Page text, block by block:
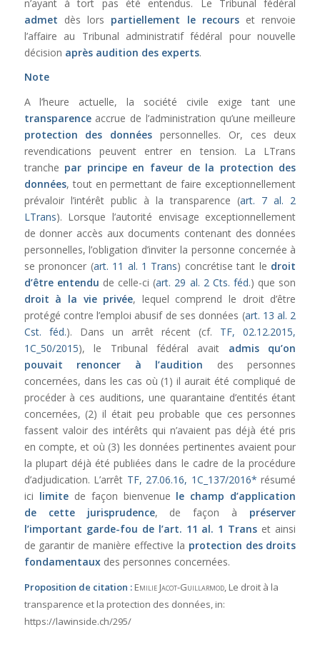
n’ayant à tort pas été entendus. Le Tribunal fédéral
admet dès lors partiellement le recourset renvoie
l’affaire au Tribunal administratif fédéral pour nouvelle
décision après audition des experts.
Note
A l’heure actuelle, la société civile exige tant une
transparenceaccrue de l’administration qu’une meilleure
protection des données personnelles. Or, ces deux
revendications peuvent entrer en tension. La LTrans
tranche par principe en faveur de la protection des
données, tout en permettant de faire exceptionnellement
prévaloir l’intérêt public à la transparence (art. 7 al. 2
LTrans). Lorsque l’autorité envisage exceptionnellement
de donner accès aux documents contenant des données
personnelles, l’obligation d’inviter la personne concernée à
se prononcer (art. 11 al. 1 Trans) concrétise tant le droit
d’être entendu de celle-ci (art. 29 al. 2 Cts. féd.) que son
droit à la vie privée, lequel comprend le droit d’être
protégé contre l’emploi abusif de ses données (art. 13 al. 2
Cst. féd.). Dans un arrêt récent (cf. TF, 02.12.2015,
1C_50/2015), le Tribunal fédéral avait admis qu’on
pouvait renoncer à l’audition des personnes
concernées, dans les cas où (1) il aurait été compliqué de
procéder à ces auditions, une quarantaine d’entités étant
concernées, (2) il était peu probable que ces personnes
fassent valoir des intérêts qui n’avaient pas déjà été pris
en compte, et où (3) les données pertinentes avaient pour
la plupart déjà été publiées dans le cadre de la procédure
d’adjudication. L’arrêt TF, 27.06.16, 1C_137/2016* résumé
ici limite de façon bienvenue le champ d’application
de cette jurisprudence, de façon à préserver
l’important garde-fou de l’art. 11 al. 1 Trans et ainsi
de garantir de manière effective la protection des droits
fondamentaux des personnes concernées.
Proposition de citation : Emilie Jacot-Guillarmod, Le droit à la
transparence et la protection des données, in:
https://lawinside.ch/295/